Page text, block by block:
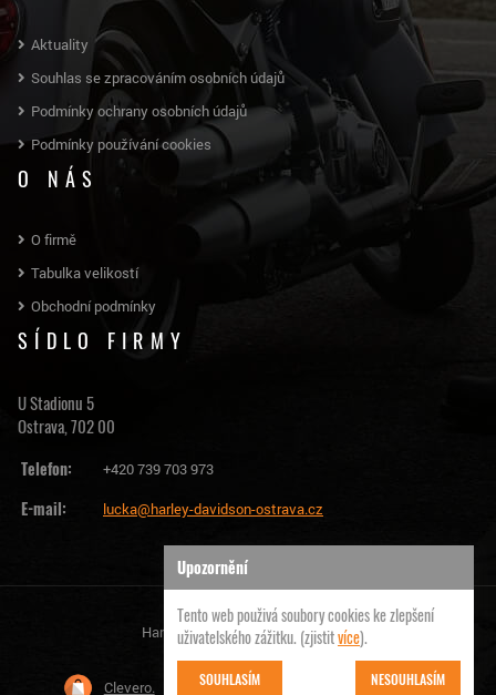
Aktuality
Souhlas se zpracováním osobních údajů
Podmínky ochrany osobních údajů
Podmínky používání cookies
O NÁS
O firmě
Tabulka velikostí
Obchodní podmínky
SÍDLO FIRMY
U Stadionu 5
Ostrava, 702 00
Telefon:
+420 739 703 973
E-mail: lucka@harley-davidson-ostrava.cz
Harley Davidson Ostrava | © 2026
Clevero. Chytrý eshop na míru, který Vás nezklame
Upozornění
Tento web použivá soubory cookies ke zlepšení
uživatelského zážitku. (zjistitvíce).
SOUHLASÍM NESOUHLASÍM